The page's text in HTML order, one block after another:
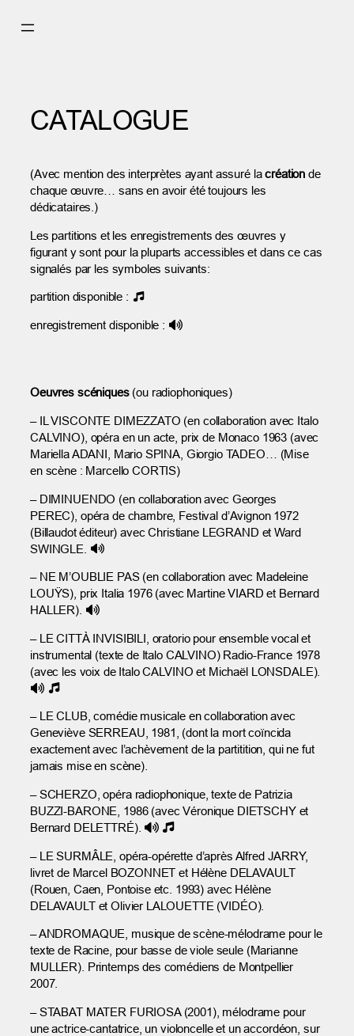
CATALOGUE
(Avec mention des interprètes ayant assuré lacréation de
chaque œuvre… sans en avoir été toujours les
dédicataires.)
Les partitions et les enregistrements des œuvres y
figurant y sont pour la pluparts accessibles et dans ce cas
signalés par les symboles suivants:
partition disponible :
enregistrement disponible :
Oeuvres scéniques(ou radiophoniques)
– IL VISCONTE DIMEZZATO (en collaboration avec Italo
CALVINO), opéra en un acte, prix de Monaco 1963 (avec
Mariella ADANI, Mario SPINA, Giorgio TADEO… (Mise
en scène : Marcello CORTIS)
– DIMINUENDO (en collaboration avec Georges
PEREC), opéra de chambre, Festival d’Avignon 1972
(Billaudot éditeur) avec Christiane LEGRAND et Ward
SWINGLE.
– NE M’OUBLIE PAS (en collaboration avec Madeleine
LOUŸS), prix Italia 1976 (avec Martine VIARD et Bernard
HALLER).
– LE CITTÀ INVISIBILI, oratorio pour ensemble vocal et
instrumental (texte de Italo CALVINO) Radio-France 1978
(avec les voix de Italo CALVINO et Michaël LONSDALE).
– LE CLUB, comédie musicale en collaboration avec
Geneviève SERREAU, 1981, (dont la mort coïncida
exactement avec l’achèvement de la partitition, qui ne fut
jamais mise en scène).
– SCHERZO, opéra radiophonique, texte de Patrizia
BUZZI-BARONE, 1986 (avec Véronique DIETSCHY et
Bernard DELETTRÉ).
– LE SURMÂLE, opéra-opérette d’après Alfred JARRY,
livret de Marcel BOZONNET et Hélène DELAVAULT
(Rouen, Caen, Pontoise etc. 1993) avec Hélène
DELAVAULT et Olivier LALOUETTE (VIDÉO).
– ANDROMAQUE, musique de scène-mélodrame pour le
texte de Racine, pour basse de viole seule (Marianne
MULLER). Printemps des comédiens de Montpellier
2007.
– STABAT MATER FURIOSA (2001), mélodrame pour
une actrice-cantatrice, un violoncelle et un accordéon, sur